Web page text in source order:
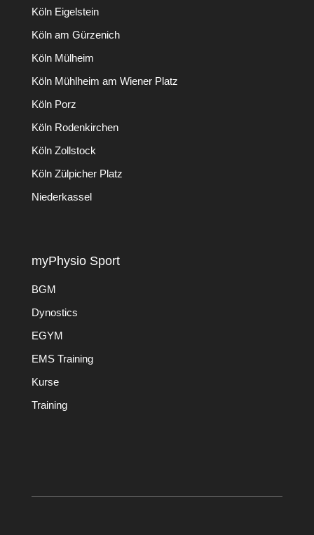
Köln Eigelstein
Köln am Gürzenich
Köln Mülheim
Köln Mühlheim am Wiener Platz
Köln Porz
Köln Rodenkirchen
Köln Zollstock
Köln Zülpicher Platz
Niederkassel
myPhysio Sport
BGM
Dynostics
EGYM
EMS Training
Kurse
Training